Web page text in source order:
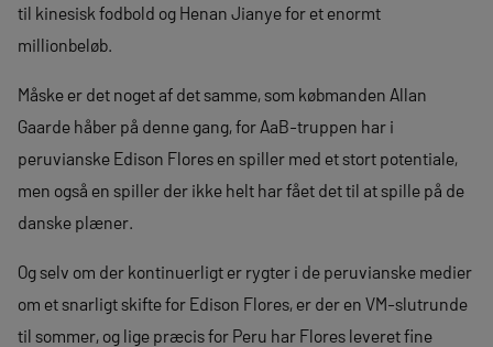
til kinesisk fodbold og Henan Jianye for et enormt
millionbeløb.
Måske er det noget af det samme, som købmanden Allan
Gaarde håber på denne gang, for AaB-truppen har i
peruvianske Edison Flores en spiller med et stort potentiale,
men også en spiller der ikke helt har fået det til at spille på de
danske plæner.
Og selv om der kontinuerligt er rygter i de peruvianske medier
om et snarligt skifte for Edison Flores, er der en VM-slutrunde
til sommer, og lige præcis for Peru har Flores leveret fine